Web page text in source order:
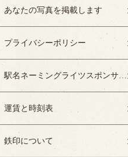
あなたの写真を掲載します
プライバシーポリシー
駅名ネーミングライツスポンサー紹介
運賃と時刻表
鉄印について